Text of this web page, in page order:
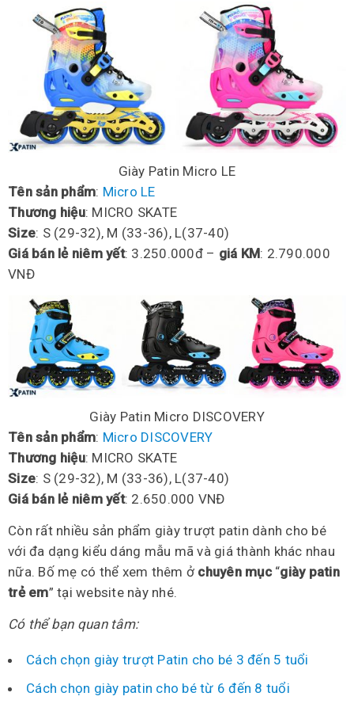
Giày Patin Micro LE
Tên sản phẩm: Micro LE
Thương hiệu: MICRO SKATE
Size: S (29-32), M (33-36), L(37-40)
Giá bán lẻ niêm yết: 3.250.000đ – giá KM: 2.790.000
VNĐ
Giày Patin Micro DISCOVERY
Tên sản phẩm: Micro DISCOVERY
Thương hiệu: MICRO SKATE
Size: S (29-32), M (33-36), L(37-40)
Giá bán lẻ niêm yết: 2.650.000 VNĐ
Còn rất nhiều sản phẩm giày trượt patin dành cho bé
với đa dạng kiểu dáng mẫu mã và giá thành khác nhau
nữa. Bố mẹ có thể xem thêm ở chuyên mục“giày patin
trẻ em” tại website này nhé.
Có thể bạn quan tâm:
Cách chọn giày trượt Patin cho bé 3 đến 5 tuổi
Cách chọn giày patin cho bé từ 6 đến 8 tuổi